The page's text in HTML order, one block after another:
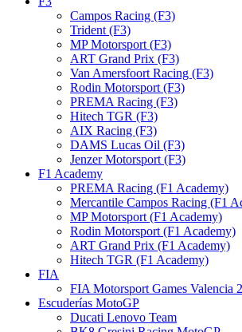
Campos Racing (F3)
Trident (F3)
MP Motorsport (F3)
ART Grand Prix (F3)
Van Amersfoort Racing (F3)
Rodin Motorsport (F3)
PREMA Racing (F3)
Hitech TGR (F3)
AIX Racing (F3)
DAMS Lucas Oil (F3)
Jenzer Motorsport (F3)
F1 Academy
PREMA Racing (F1 Academy)
Mercantile Campos Racing (F1
MP Motorsport (F1 Academy)
Rodin Motorsport (F1 Academy)
ART Grand Prix (F1 Academy)
Hitech TGR (F1 Academy)
FIA
FIA Motorsport Games Valencia
Escuderías MotoGP
Ducati Lenovo Team